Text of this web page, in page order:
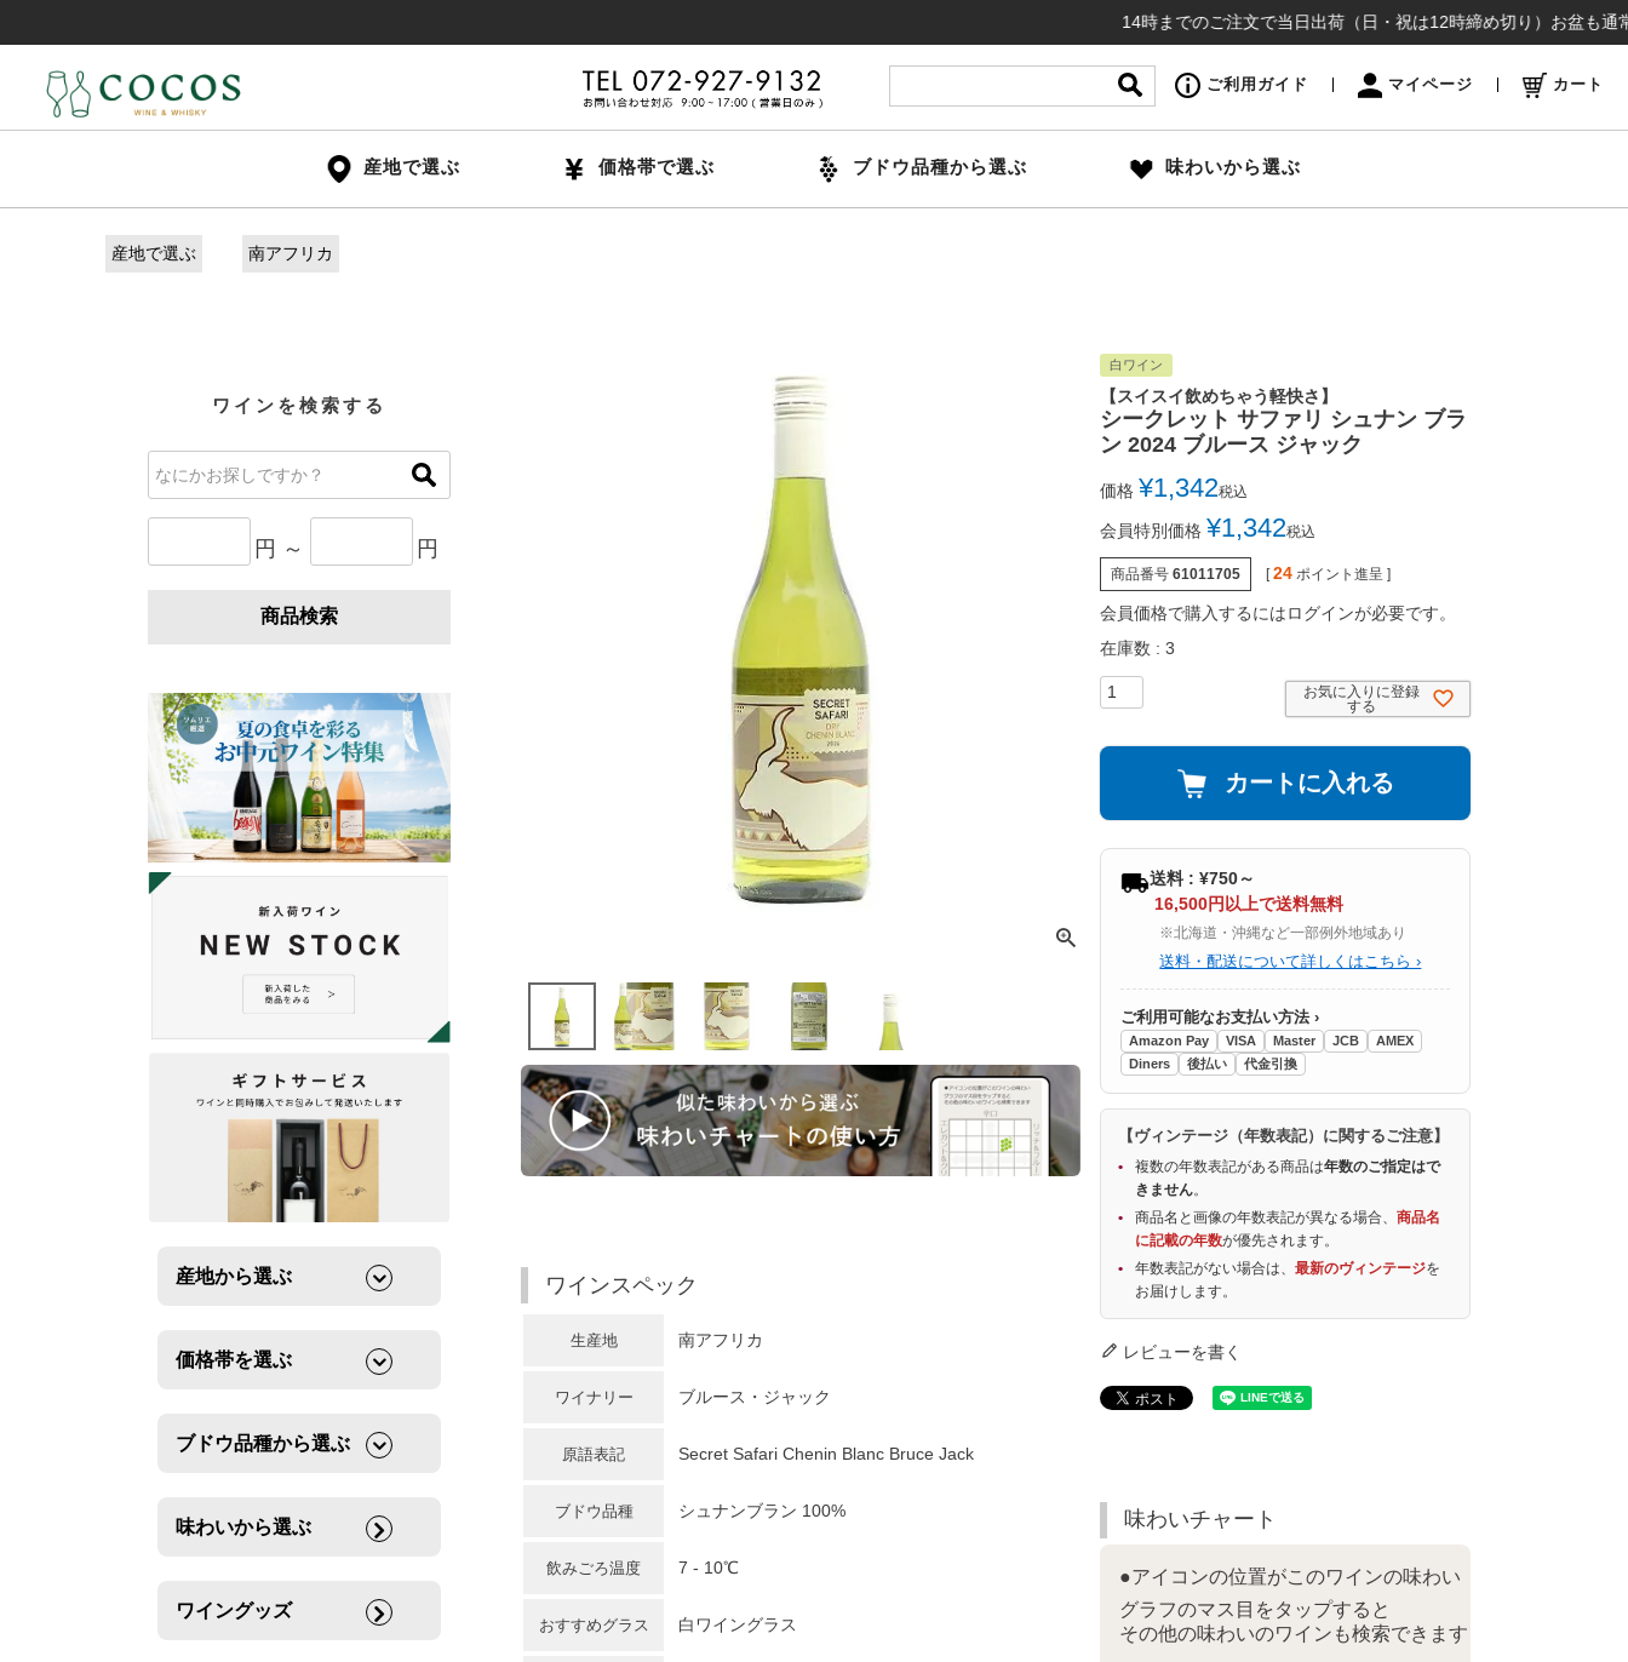
14時までのご注文で当日出荷（日・祝は12時締め切り）お盆も通常通り
ご利用ガイド マイページ カート
産地で選ぶ 価格帯で選ぶ ブドウ品種から選ぶ 味わいから選ぶ
産地で選ぶ 南アフリカ
ワインを検索する
円 ～ 円
商品検索
産地から選ぶ
価格帯を選ぶ
ブドウ品種から選ぶ
味わいから選ぶ
ワイングッズ
ワインスペック
生産地 南アフリカ
ワイナリー ブルース・ジャック
原語表記 Secret Safari Chenin Blanc Bruce Jack
ブドウ品種 シュナンブラン 100%
飲みごろ温度 7 - 10℃
おすすめグラス 白ワイングラス
白ワイン
【スイスイ飲めちゃう軽快さ】
シークレット サファリ シュナン ブラ
ン 2024 ブルース ジャック
価格 ¥1,342税込
会員特別価格 ¥1,342税込
商品番号 61011705 [ 24 ポイント進呈 ]
会員価格で購入するにはログインが必要です。
在庫数
3
お気に入りに登録
する
カートに入れる
送料 : ¥750～
16,500円以上で送料無料
※北海道・沖縄など一部例外地域あり
送料・配送について詳しくはこちら ›
ご利用可能なお支払い方法 ›
Amazon Pay VISA Master JCB
AMEX
Diners
後払い 代金引換
【ヴィンテージ（年数表記）に関するご注意】
複数の年数表記がある商品は年数のご指定はで
きません。
商品名と画像の年数表記が異なる場合、商品名
に記載の年数が優先されます。
年数表記がない場合は、最新のヴィンテージを
お届けします。
レビューを書く
味わいチャート
●アイコンの位置がこのワインの味わい
グラフのマス目をタップすると
その他の味わいのワインも検索できます